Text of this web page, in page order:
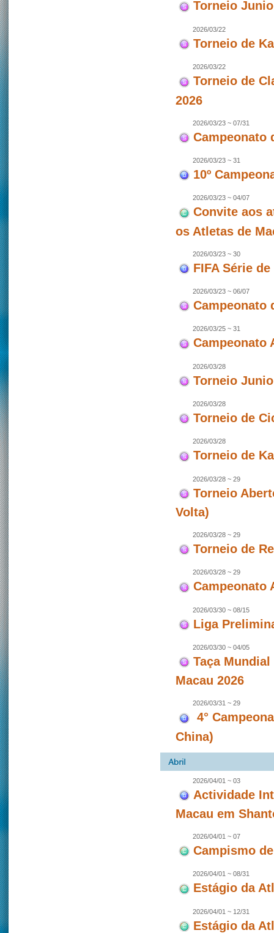
Torneio
2026/03/22
Torneio de
2026/03/22
Torneio de
2026
2026/03/23 ~ 07/31
Campeonato
2026/03/23 ~ 31
10º
2026/03/23 ~ 04/07
Convite aos
os Atletas de
2026/03/23 ~ 30
FIFA Série
2026/03/23 ~ 06/07
Campeonato
2026/03/25 ~ 31
Campeonato
2026/03/28
Torneio
2026/03/28
Torneio de
2026/03/28
Torneio de
2026/03/28 ~ 29
Torneio
Volta)
2026/03/28 ~ 29
Torneio de
2026/03/28 ~ 29
Campeonato
2026/03/30 ~ 08/15
Liga
2026/03/30 ~ 04/05
Taça
Macau 2026
2026/03/31 ~ 29
4°
China)
2026/04/01 ~ 03
Actividade
Macau em
2026/04/01 ~ 07
Campismo
2026/04/01 ~ 08/31
Estágio da
2026/04/01 ~ 12/31
Estágio da